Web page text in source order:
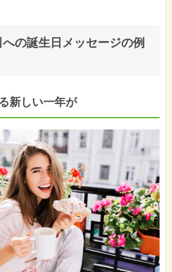
への誕生日メッセージの例
新しい一年が